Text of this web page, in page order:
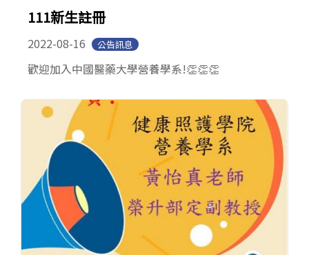
111新生註冊
2022-08-16 公告訊息
歡迎加入中國醫藥大學營養學系!👏👏👏